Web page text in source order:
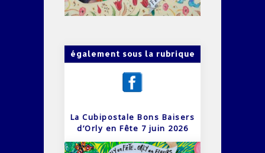
également sous la rubrique
La Cubipostale Bons Baisers
d’Orly en Fête 7 juin 2026